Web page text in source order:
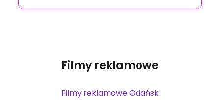
Filmy reklamowe
Filmy reklamowe Gdańsk